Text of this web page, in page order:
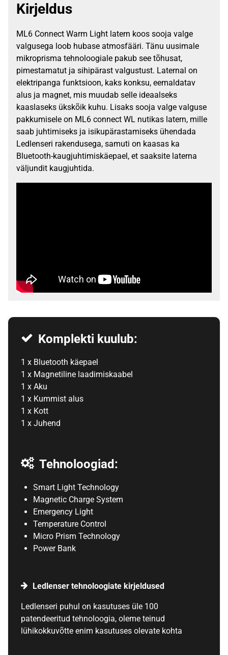
Kirjeldus
ML6 Connect Warm Light latern koos sooja valge
valgusega loob hubase atmosfääri. Tänu uusimale
mikroprisma tehnoloogiale pakub see tõhusat,
pimestamatut ja sihipärast valgustust. Laternal on
elektripanga funktsioon, kaks konksu, eemaldatav
alus ja magnet, mis muudab selle ideaalseks
kaaslaseks ükskõik kuhu. Lisaks sooja valge valguse
pakkumisele on ML6 connect WL nutikas latern, mille
saab juhtimiseks ja isikupärastamiseks ühendada
Ledlenseri rakendusega, samuti on kaasas ka
Bluetooth-kaugjuhtimiskäepael, et saaksite laterna
väljundit kaugjuhtida.
Komplekti kuulub:
1 x Bluetooth käepael
1 x Magnetiline laadimiskaabel
1 x Aku
1 x Kummist alus
1 x Kott
1 x Juhend
Tehnoloogiad:
Smart Light Technology
Magnetic Charge System
Emergency Light
Temperature Control
Micro Prism Technology
Power Bank
Ledlenser tehnoloogiate kirjeldused
Ledlenseri puhul on kasutuses üle 100
patendeeritud tehnoloogia, oleme teinud
lühikokkuvõtte enim kasutuses olevate kohta